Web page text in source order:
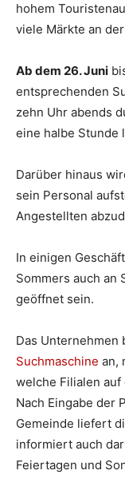
hohem
viele Märkte an
Ab dem 26. Juni
entsprechenden
zehn Uhr abends
eine halbe Stunde
Darüber hinaus
sein Personal
Angestellten
In einigen
Sommers auch an
geöffnet sein.
Das Unternehmen
Suchmaschine an,
welche Filialen
Nach Eingabe der
Gemeinde liefert
informiert auch
Feiertagen und